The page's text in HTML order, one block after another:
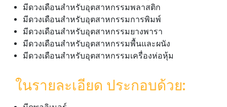
มีดวงเดือนสำหรับอุตสาหกรรมพลาสติก
มีดวงเดือนสำหรับอุตสาหกรรมการพิมพ์
มีดวงเดือนสำหรับอุตสาหกรรมยางพารา
มีดวงเดือนสำหรับอุตสาหกรรมพื้นและผนัง
มีดวงเดือนสำหรับอุตสาหกรรมเครื่องห่อหุ้ม
ในรายละเอียด ประกอบด้วย: